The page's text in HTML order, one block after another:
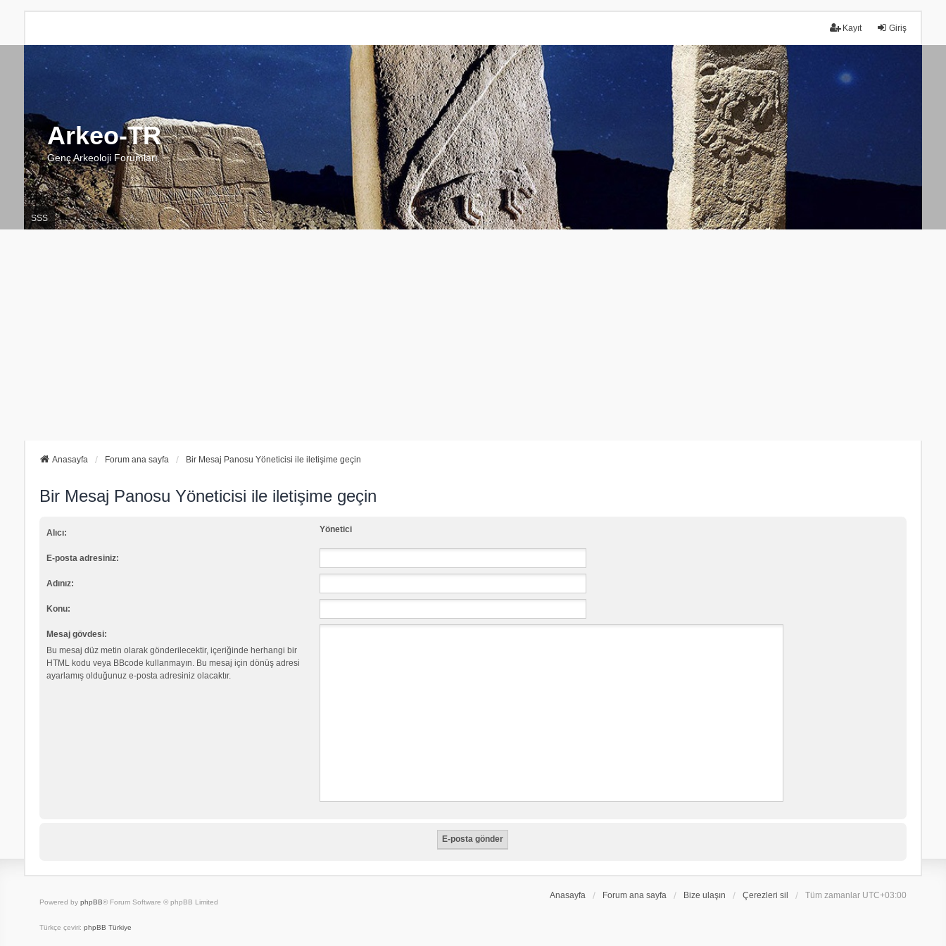
Giriş
Kayıt
Arkeo-TR
Genç Arkeoloji Forumları
SSS
Anasayfa Forum ana sayfa Bir Mesaj Panosu Yöneticisi ile iletişime geçin
Bir Mesaj Panosu Yöneticisi ile iletişime geçin
Alıcı: Yönetici
E-posta adresiniz:
Adınız:
Konu:
Mesaj gövdesi:
Bu mesaj düz metin olarak gönderilecektir, içeriğinde herhangi bir
HTML kodu veya BBcode kullanmayın. Bu mesaj için dönüş adresi
ayarlamış olduğunuz e-posta adresiniz olacaktır.
Anasayfa Forum ana sayfa Bize ulaşın Çerezleri sil Tüm zamanlar UTC+03:00
Powered by phpBB® Forum Software © phpBB Limited
Türkçe çeviri: phpBB Türkiye